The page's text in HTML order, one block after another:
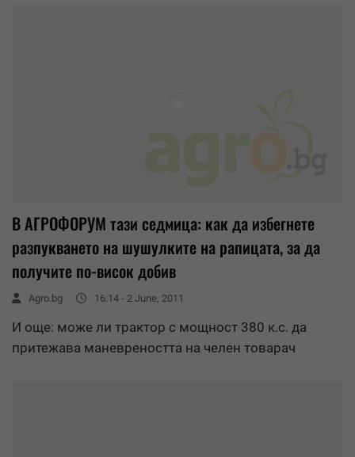
В АГРОФОРУМ тази седмица: как да избегнете
разпукването на шушулките на рапицата, за да
получите по-висок добив
Agro.bg 16:14 - 2 June, 2011
И още: може ли трактор с мощност 380 к.с. да
притежава маневреността на челен товарач